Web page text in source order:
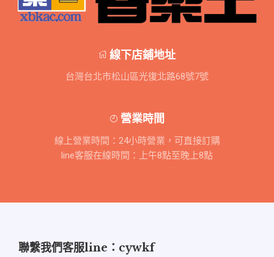
線下店鋪地址
台灣台北市松山區光復北路68號7號
營業時間
線上營業時間：24小時營業，可直接訂購
line客服在線時間：上午8點至晚上8點
聯繫我們客服line：cywkf